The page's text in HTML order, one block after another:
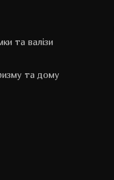
та валізи
та дому